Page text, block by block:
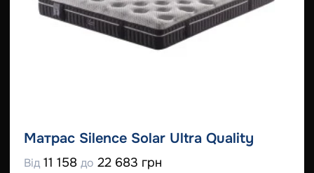
Матрас Silence Solar Ultra Quality
Від 11 158 до 22 683 грн